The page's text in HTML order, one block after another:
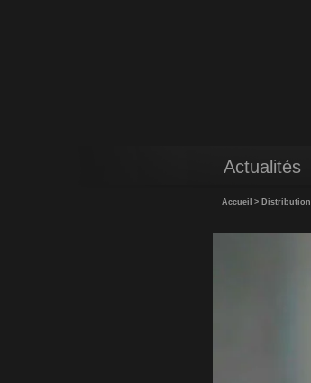
Actualités
Accueil > Distribution